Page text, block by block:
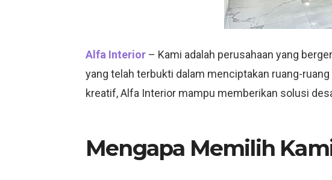
Alfa Interior – Kami adalah perusahaan yang
yang telah terbukti dalam menciptakan ruang-
kreatif, Alfa Interior mampu memberikan solusi
Mengapa Memilih